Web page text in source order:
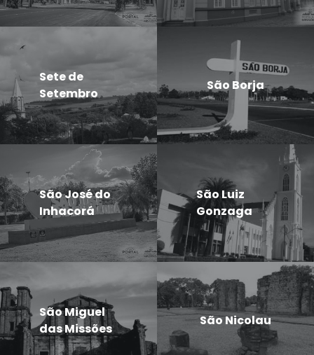
Sete de
Setembro
São Borja
São José do
Inhacorá
São Luiz
Gonzaga
São Miguel
das Missões
São Nicolau